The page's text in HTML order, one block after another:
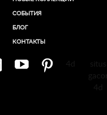
СОБЫТИЯ
БЛОГ
КОНТАКТЫ